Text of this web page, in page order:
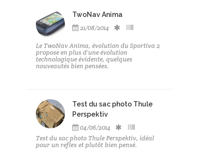
TwoNav Anima
21/08/2014
Le TwoNav Anima, évolution du Sportiva 2
propose en plus d'une évolution
technologique évidente, quelques
nouveautés bien pensées.
Test du sac photo Thule
Perspektiv
04/06/2014
Test du sac photo Thule Perspektiv, idéal
pour un reflex et plutôt bien pensé.